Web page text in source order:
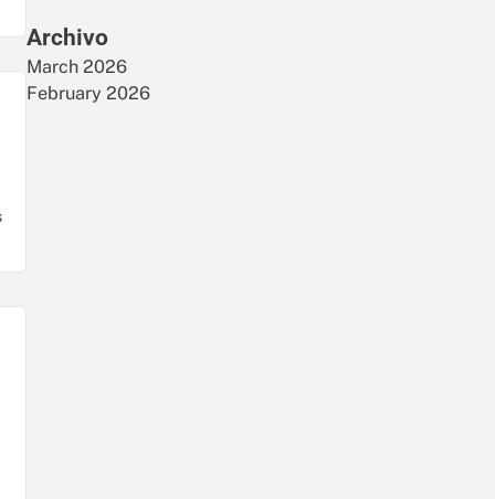
Archivo
March 2026
February 2026